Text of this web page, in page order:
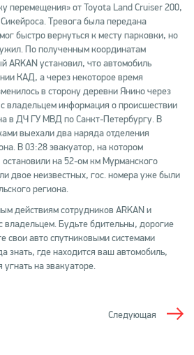
перемещения» от Toyota Land Cruiser 200,
Тревога была передана
быстро вернуться к месту парковки, но
По полученным координатам
установил, что автомобиль
КАД, а через некоторое время
в сторону деревни Янино через
владельцем информация о происшествии
в ДЧ ГУ МВД по Санкт-Петербургу. В
выехали два наряда отделения
В 03:28 эвакуатор, на котором
на 52-ом км Мурманского
двое неизвестных, гос. номера уже были
региона.
действиям сотрудников ARKAN и
владельцем. Будьте бдительны, дорогие
свои авто спутниковыми системами
знать, где находится ваш автомобиль,
на эвакуаторе.
Следующая